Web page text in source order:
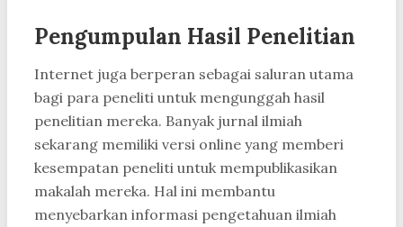
Pengumpulan Hasil Penelitian
Internet juga berperan sebagai saluran utama
bagi para peneliti untuk mengunggah hasil
penelitian mereka. Banyak jurnal ilmiah
sekarang memiliki versi online yang memberi
kesempatan peneliti untuk mempublikasikan
makalah mereka. Hal ini membantu
menyebarkan informasi pengetahuan ilmiah